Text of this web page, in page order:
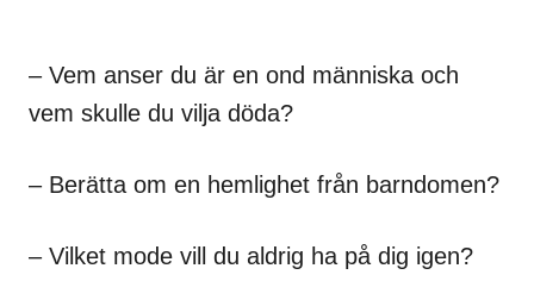
– Vem anser du är en ond människa och
vem skulle du vilja döda?
– Berätta om en hemlighet från barndomen?
– Vilket mode vill du aldrig ha på dig igen?